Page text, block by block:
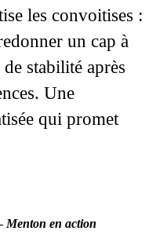
les convoitises :
un cap à
stabilité après
Une
qui promet
Menton en action